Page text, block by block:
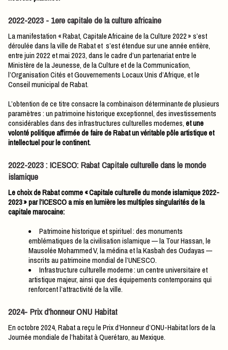
2022-2023 - 1ere capitale de la culture africaine
La manifestation « Rabat, Capitale Africaine de la Culture 2022 » s’est
déroulée dans la ville de Rabat et s’est étendue sur une année entière,
entre juin 2022 et mai 2023, dans le cadre d’un partenariat entre le
Ministère de la Jeunesse, de la Culture et de la Communication,
l’Organisation Cités et Gouvernements Locaux Unis d’Afrique, et le
Conseil municipal de Rabat.
L’obtention de ce titre consacre la combinaison déterminante de plusieurs
paramètres : un patrimoine historique exceptionnel, des investissements
considérables dans des infrastructures culturelles modernes,et une
volonté politique affirmée de faire de Rabat un véritable pôle artistique et
intellectuel pour le continent.
2022-2023 : ICESCO: Rabat Capitale culturelle dans le monde
islamique
Le choix de Rabat comme « Capitale culturelle du monde islamique 2022-
2023 » par l’ICESCO a mis en lumière les multiples singularités de la
capitale marocaine:
Patrimoine historique et spirituel : des monuments
emblématiques de la civilisation islamique — la Tour Hassan, le
Mausolée Mohammed V, la médina et la Kasbah des Oudayas —
inscrits au patrimoine mondial de l’UNESCO.
Infrastructure culturelle moderne : un centre universitaire et
artistique majeur, ainsi que des équipements contemporains qui
renforcent l’attractivité de la ville.
2024- Prix d’honneur ONU Habitat
En octobre 2024, Rabat a reçu le Prix d’Honneur d’ONU-Habitat lors de la
Journée mondiale de l’habitat à Querétaro, au Mexique.